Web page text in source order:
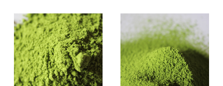
に 合組01
抹茶ラテに 定価1140円 内
容量：30ｇ入（京都宇治茶 古
勝製茶場） 合組02